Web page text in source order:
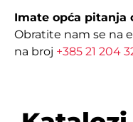
Imate opća pitanja
Obratite nam se na
na broj +385 21 204